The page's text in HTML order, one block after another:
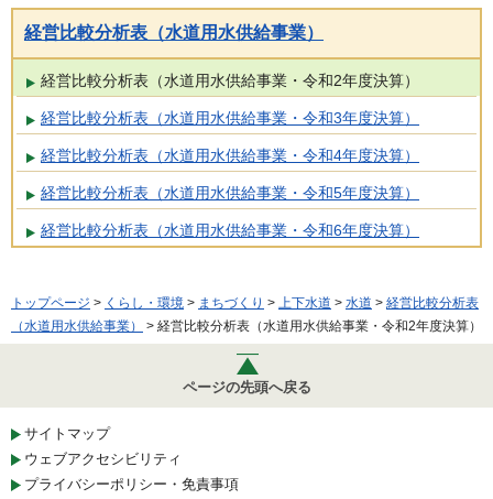
経営比較分析表（水道用水供給事業）
経営比較分析表（水道用水供給事業・令和2年度決算）
経営比較分析表（水道用水供給事業・令和3年度決算）
経営比較分析表（水道用水供給事業・令和4年度決算）
経営比較分析表（水道用水供給事業・令和5年度決算）
経営比較分析表（水道用水供給事業・令和6年度決算）
トップページ > くらし・環境 > まちづくり > 上下水道 > 水道 > 経営比較分析表
（水道用水供給事業）
> 経営比較分析表（水道用水供給事業・令和2年度決算）
ページの先頭へ戻る
サイトマップ
ウェブアクセシビリティ
プライバシーポリシー・免責事項